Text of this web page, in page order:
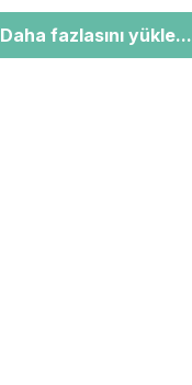
Daha fazlasını yükle...